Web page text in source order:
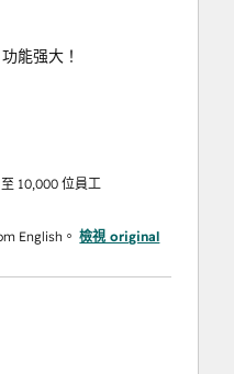
能强大！
10,000 位員工
English。檢視 original